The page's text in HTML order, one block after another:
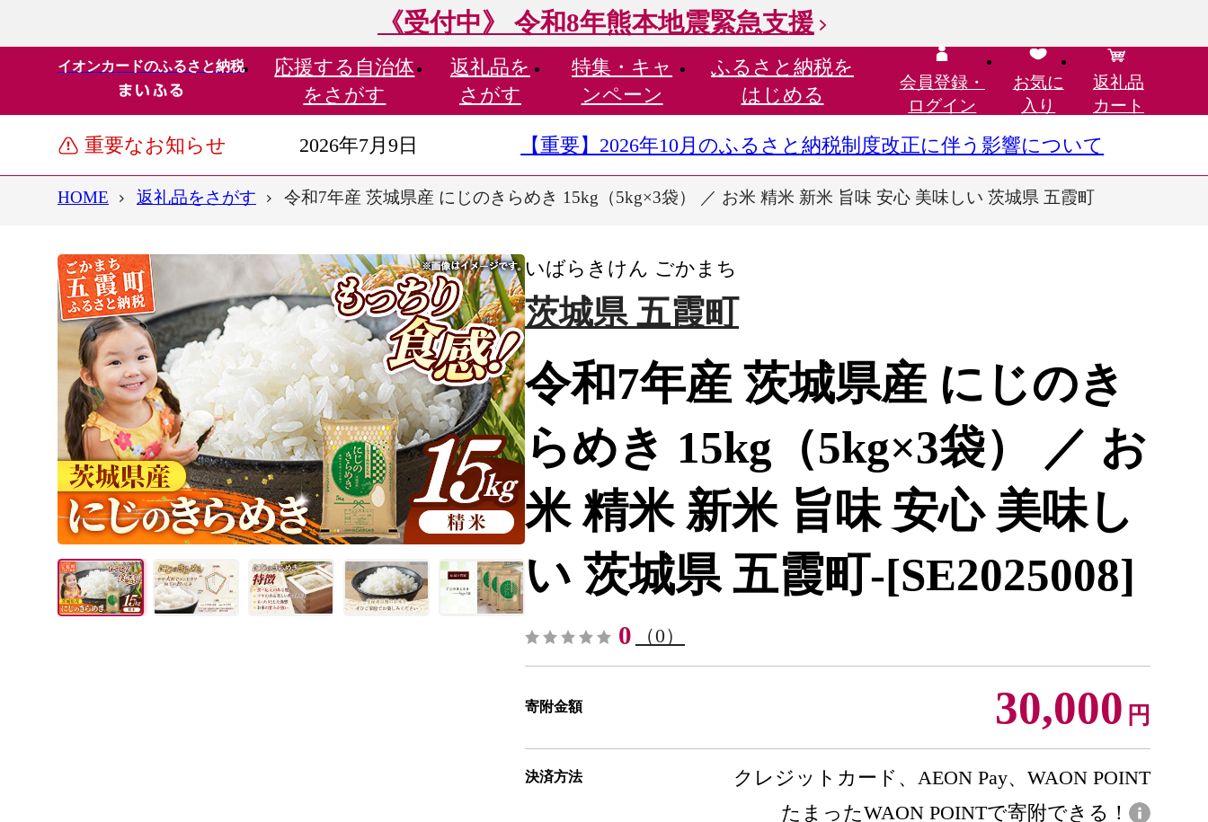
《受付中》 令和8年熊本地震緊急支援
イオンカードのふるさと納税 応援する 自治体
をさがす
返礼品を
さがす
特集・ キャ
ンペーン
ふるさと納税を
はじめる
会員登録・
ログイン
お気に
入り
返礼品
カート
重要なお知らせ 2026年7月9日 【重要】2026年10月のふるさと納税制度改正に伴う影響について
HOME 返礼品をさがす 令和7年産 茨城県産 にじのきらめき 15kg（5kg×3袋） ／ お米 精米 新米 旨味 安心 美味しい 茨城県 五霞町
いばらきけん ごかまち
茨城県 五霞町
令和7年産 茨城県産 にじのき
らめき 15kg（5kg×3袋） ／ お
米 精米 新米 旨味 安心 美味し
い 茨城県 五霞町-[SE2025008]
0 （0）
寄附金額 30,000 円
決済方法
クレジットカード、AEON Pay、WAON POINT
たまったWAON POINTで寄附できる！